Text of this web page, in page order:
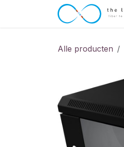
Overslaan naar inhoud
Alle producten